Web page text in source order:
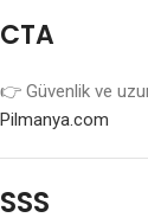
CTA
👉 Güvenlik ve
Pilmanya.com
SSS